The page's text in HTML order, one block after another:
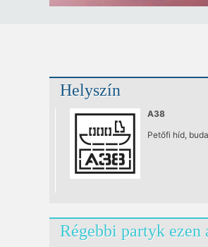
Helyszín
A38
Petőfi híd,
Régebbi partyk ezen